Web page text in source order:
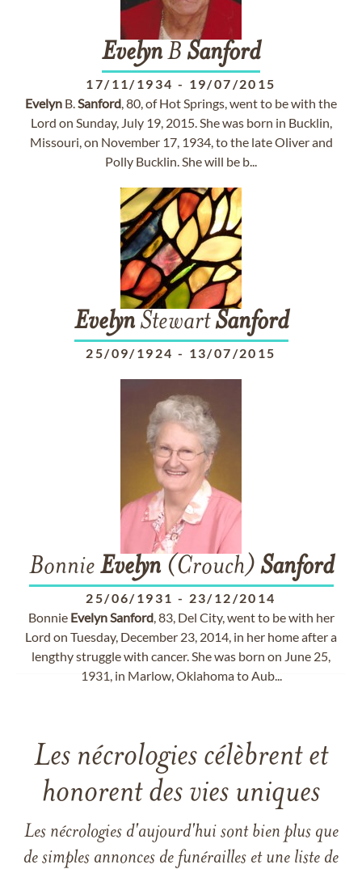
EvelynB Sanford
17/11/1934 - 19/07/2015
Evelyn B.Sanford, 80, of Hot Springs, went to be with the
Lord on Sunday, July 19, 2015. She was born in Bucklin,
Missouri, on November 17, 1934, to the late Oliver and
Polly Bucklin. She will be b...
EvelynStewartSanford
25/09/1924 - 13/07/2015
Bonnie Evelyn(Crouch) Sanford
25/06/1931 - 23/12/2014
Bonnie EvelynSanford, 83, Del City, went to be with her
Lord on Tuesday, December 23, 2014, in her home after a
lengthy struggle with cancer. She was born on June 25,
1931, in Marlow, Oklahoma to Aub...
Les nécrologies célèbrent et
honorent des vies uniques
Les nécrologies d'aujourd'hui sont bien plus que
de simples annonces de funérailles et une liste de